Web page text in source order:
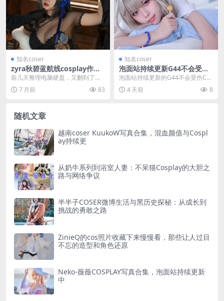
知名coser
zyra秋碧蓝航线cosplay作品
分享与一些收藏图包的分享
前几天整理电脑硬盘，又翻到了那
个专门存图的文件夹。里面塞得最
多的，除了游戏截图，...
7 月前 83
知名coser
泡面站持续更新G44不会受伤
COSPLAY写真合集
泡面站持续更新的G44不会受伤CO
SPLAY写真图片包合集，围绕1997
年出生的...
4 天前 8
随机文章
越南coser KuukoW写真合集，混血颜值与Cospl
ay持续更
从奶牛系列到浴室人妻：不呆猫Cosplay的大胆之
路与网络争议
半半子COSER微博生活与黑历史探秘：从成长到
挑战的勇敢之路
ZinieQ的cos照片收藏下来慢慢看，那些让人过目
不忘的造型和角色还原
Neko-薇薇COSPLAY写真合集，泡面站持续更新
中